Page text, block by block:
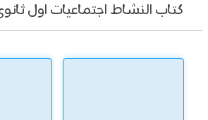
كتاب النشاط اجتماعيات اول